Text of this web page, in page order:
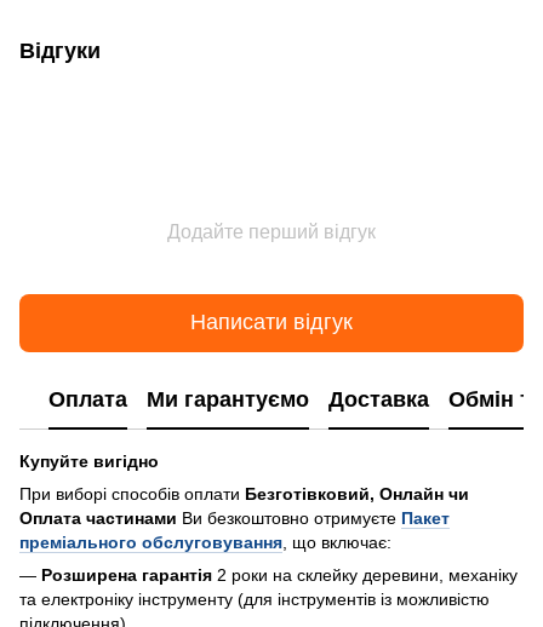
Відгуки
Додайте перший відгук
Написати відгук
Оплата Ми гарантуємо Доставка Обмін
Купуйте вигідно
При виборі способів оплати Безготівковий, Онлайн чи
Оплата частинами Ви безкоштовно отримуєте Пакет
преміального обслуговування , що включає:
— Розширена гарантія 2 роки на склейку деревини, механіку
та електроніку інструменту (для інструментів із можливістю
підключення)